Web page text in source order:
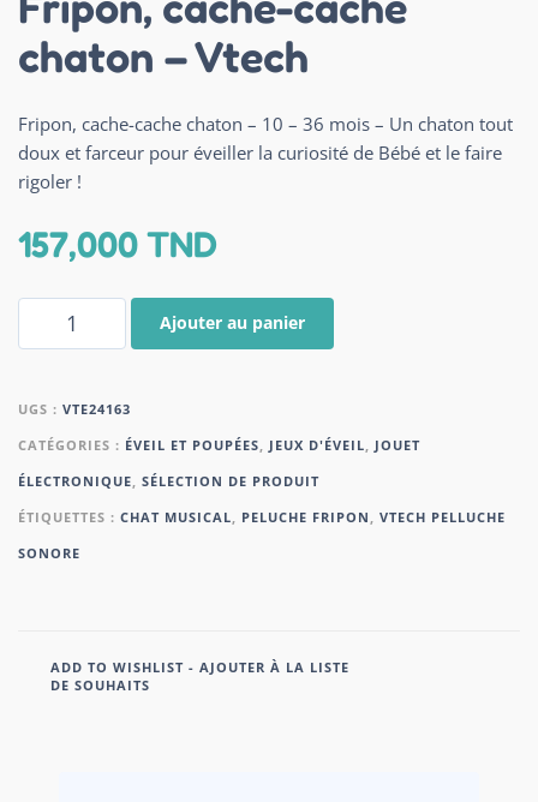
chaton – Vtech
Fripon, cache-cache chaton – 10 – 36 mois – Un chaton tout
doux et farceur pour éveiller la curiosité de Bébé et le faire
rigoler !
157,000TND
Ajouter au panier
UGS : VTE24163
CATÉGORIES : ÉVEIL ET POUPÉES JEUX D'ÉVEIL
JOUET
ÉLECTRONIQUE SÉLECTION DE PRODUIT
ÉTIQUETTES : CHAT MUSICAL PELUCHE FRIPON
VTECH PELLUCHE
SONORE
ADD TO WISHLIST - AJOUTER À LA LISTE
DE SOUHAITS